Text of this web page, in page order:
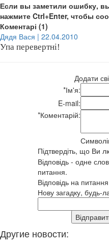
Если вы заметили ошибку,
нажмите Ctrl+Enter, чтобы
Коментарі (1)
Дядя Вася | 22.04.2010
Упа перевертні!
Додати
*Ім'я:
E-mail:
*Коментарій:
Підтвердіть, що Ви
Відповідь - одне
питання.
Відповідь на
Нову загадку, будь-
Другие новости: